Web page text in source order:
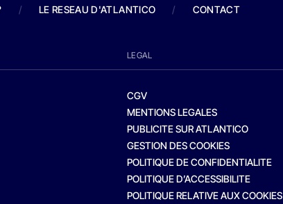
/ LE RESEAU D'ATLANTICO / CONTACT
LEGAL
CGV
MENTIONS LEGALES
PUBLICITE SUR ATLANTICO
GESTION DES COOKIES
POLITIQUE DE CONFIDENTIALITE
POLITIQUE D’ACCESSIBILITE
POLITIQUE RELATIVE AUX COOKIES